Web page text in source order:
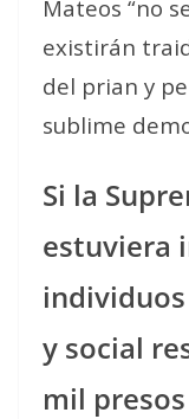
Mateos “no
existirán
del prian y
sublime
Si la
estuviera
y social
mil